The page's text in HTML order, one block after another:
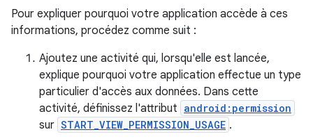
Pour expliquer pourquoi votre application accède à ces
informations, procédez comme suit :
Ajoutez une activité qui, lorsqu'elle est lancée,
explique pourquoi votre application effectue un type
particulier d'accès aux données. Dans cette
activité, définissez l'attribut android:permission
sur START_VIEW_PERMISSION_USAGE .